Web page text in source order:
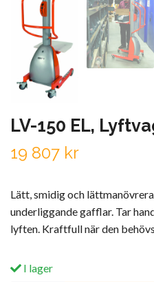
LV-150 EL,
19 807 kr
Lätt, smidig och
underliggande gafflar. Tar
lyften. Kraftfull när den
I lager